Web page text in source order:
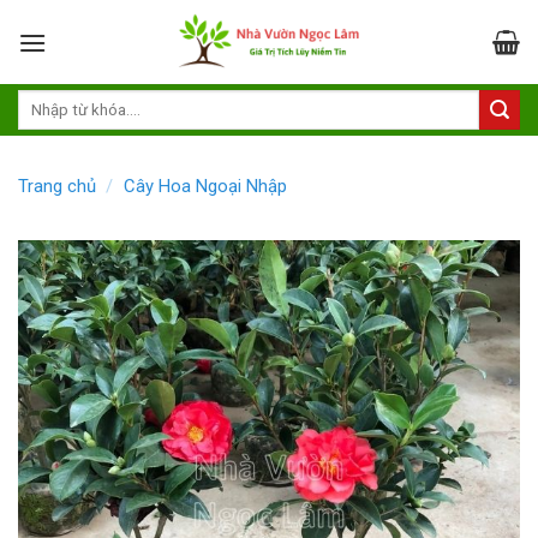
Trang chủ / Cây Hoa Ngoại Nhập